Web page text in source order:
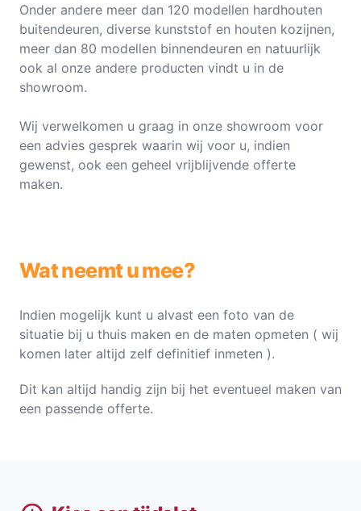
Onder andere meer dan 120 modellen hardhouten
buitendeuren, diverse kunststof en houten kozijnen,
meer dan 80 modellen binnendeuren en natuurlijk
ook al onze andere producten vindt u in de
showroom.
Wij verwelkomen u graag in onze showroom voor
een advies gesprek waarin wij voor u, indien
gewenst, ook een geheel vrijblijvende offerte
maken.
Wat neemt u mee?
Indien mogelijk kunt u alvast een foto van de
situatie bij u thuis maken en de maten opmeten ( wij
komen later altijd zelf definitief inmeten ).
Dit kan altijd handig zijn bij het eventueel maken van
een passende offerte.